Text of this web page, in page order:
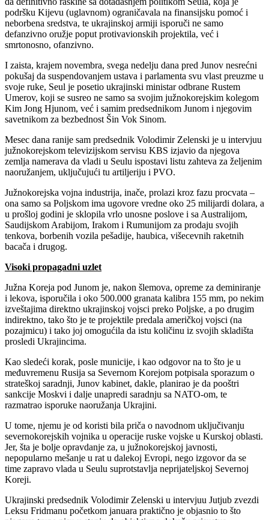
podršku Kijevu (uglavnom) ograničavala na finansijsku pomoć i
neborbena sredstva, te ukrajinskoj armiji isporuči ne samo
defanzivno oružje poput protivavionskih projektila, već i
smrtonosno, ofanzivno.
I zaista, krajem novembra, svega nedelju dana pred Junov nesrećni
pokušaj da suspendovanjem ustava i parlamenta svu vlast preuzme u
svoje ruke, Seul je posetio ukrajinski ministar odbrane Rustem
Umerov, koji se susreo ne samo sa svojim južnokorejskim kolegom
Kim Jong Hjunom, već i samim predsednikom Junom i njegovim
savetnikom za bezbednost Šin Vok Sinom.
Mesec dana ranije sam predsednik Volodimir Zelenski je u intervjuu
južnokorejskom televizijskom servisu KBS izjavio da njegova
zemlja namerava da vladi u Seulu ispostavi listu zahteva za željenim
naoružanjem, uključujući tu artiljeriju i PVO.
Južnokorejska vojna industrija, inače, prolazi kroz fazu procvata –
ona samo sa Poljskom ima ugovore vredne oko 25 milijardi dolara, a
u prošloj godini je sklopila vrlo unosne poslove i sa Australijom,
Saudijskom Arabijom, Irakom i Rumunijom za prodaju svojih
tenkova, borbenih vozila pešadije, haubica, višecevnih raketnih
bacača i drugog.
Visoki propagadni uzlet
Južna Koreja pod Junom je, nakon šlemova, opreme za deminiranje
i lekova, isporučila i oko 500.000 granata kalibra 155 mm, po nekim
izveštajima direktno ukrajinskoj vojsci preko Poljske, a po drugim
indirektno, tako što je te projektile predala američkoj vojsci (na
pozajmicu) i tako joj omogućila da istu količinu iz svojih skladišta
prosledi Ukrajincima.
Kao sledeći korak, posle municije, i kao odgovor na to što je u
međuvremenu Rusija sa Severnom Korejom potpisala sporazum o
strateškoj saradnji, Junov kabinet, dakle, planirao je da pooštri
sankcije Moskvi i dalje unapredi saradnju sa NATO-om, te
razmatrao isporuke naoružanja Ukrajini.
U tome, njemu je od koristi bila priča o navodnom uključivanju
severnokorejskih vojnika u operacije ruske vojske u Kurskoj oblasti.
Jer, šta je bolje opravdanje za, u južnokorejskoj javnosti,
nepopularno mešanje u rat u dalekoj Evropi, nego izgovor da se
time zapravo vlada u Seulu suprotstavlja neprijateljskoj Severnoj
Koreji.
Ukrajinski predsednik Volodimir Zelenski u intervjuu Jutjub zvezdi
Leksu Fridmanu početkom januara praktično je objasnio to što